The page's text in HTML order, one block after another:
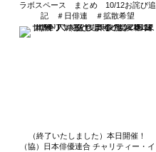
ラボスペース まとめ 10/12お詫び追
記 ＃日俳連 ＃拡散希望
（終了いたしました）本日開催！
（協）日本俳優連合 チャリティー・イ